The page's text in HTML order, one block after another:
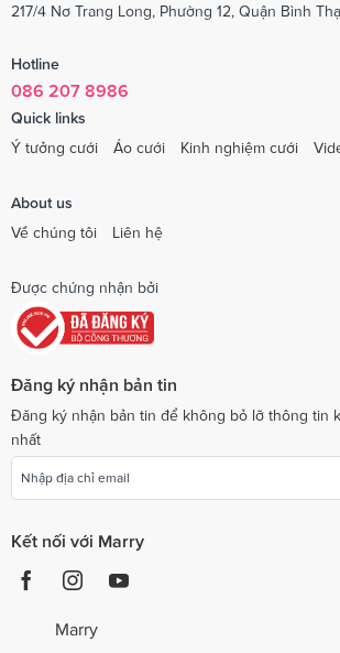
217/4 Nơ Trang Long, Phường 12, Quận Bình
Hotline
086 207 8986
Quick links
Ý tưởng cưới
Áo cưới Kinh nghiệm cưới
About us
Về chúng tôi
Liên hệ
Được chứng nhận bởi
Đăng ký nhận bản tin
Đăng ký nhận bản tin để không bỏ lỡ thông tin
nhất
Kết nối với Marry
Marry